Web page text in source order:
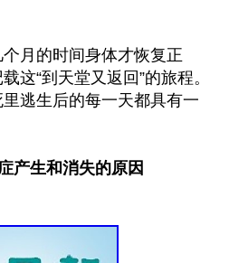
月的时间身体才恢复正
这“到天堂又返回”的旅程。
逃生后的每一天都具有一
产生和消失的原因